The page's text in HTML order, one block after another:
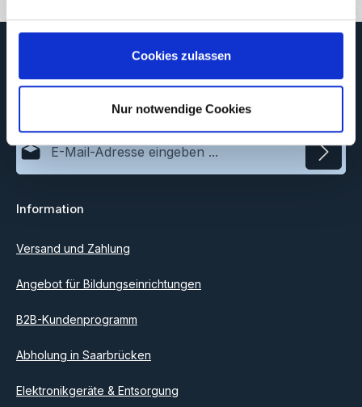
Cookies zulassen
Nur notwendige Cookies
Abonnieren Sie jetzt unseren regelmäßig erscheinenden
Newsletter, um rechtzeitig über neue Produkte und Angebote
informiert zu werden.
E-Mail-Adresse*
Ich habe dieDatenschutzbestimmungen
einverstanden.
Information
Versand und Zahlung
Angebot für Bildungseinrichtungen
B2B-Kundenprogramm
Abholung in Saarbrücken
Elektronikgeräte & Entsorgung